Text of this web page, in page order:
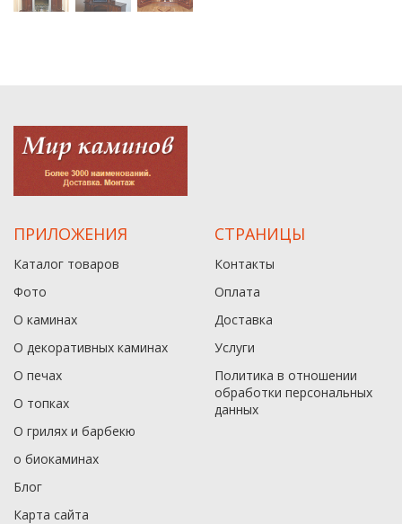
ПРИЛОЖЕНИЯ
Каталог товаров
Фото
О каминах
О декоративных каминах
О печах
О топках
О грилях и барбекю
о биокаминах
Блог
Карта сайта
СТРАНИЦЫ
Контакты
Оплата
Доставка
Услуги
Политика в отношении
обработки персональных
данныx